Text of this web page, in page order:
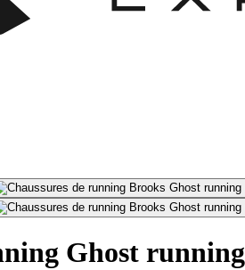
Ghost running